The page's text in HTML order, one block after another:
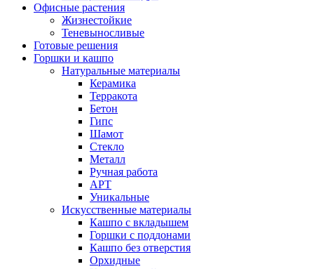
Офисные растения
Жизнестойкие
Теневыносливые
Готовые решения
Горшки и кашпо
Натуральные материалы
Керамика
Терракота
Бетон
Гипс
Шамот
Стекло
Металл
Ручная работа
АРТ
Уникальные
Искусственные материалы
Кашпо с вкладышем
Горшки с поддонами
Кашпо без отверстия
Орхидные